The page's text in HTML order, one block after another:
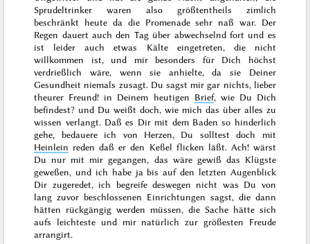
Sprudeltrinker waren also größtentheils zimlich
beschränkt heute da die Promenade sehr naß war. Der
Regen dauert auch den Tag über abwechselnd fort und es
ist leider auch etwas Kälte eingetreten, die nicht
willkommen ist, und mir besonders für Dich höchst
verdrießlich wäre, wenn sie anhielte, da sie Deiner
Gesundheit niemals zusagt. Du sagst mir gar nichts, lieber
theurer Freund! in Deinem heutigen Brief, wie Du Dich
befindest? und Du weißt doch, wie mich das über alles zu
wissen verlangt. Daß es Dir mit dem Baden so hinderlich
gehe, bedauere ich von Herzen, Du solltest doch mit
Heinlein reden daß er den Keßel flicken läßt. Ach! wärst
Du nur mit mir gegangen, das wäre gewiß das Klügste
geweßen, und ich habe ja bis auf den letzten Augenblick
Dir zugeredet, ich begreife deswegen nicht was Du von
lang zuvor beschlossenen Einrichtungen sagst, die dann
hätten rückgängig werden müssen, die Sache hätte sich
aufs leichteste und mir natürlich zur größesten Freude
arrangirt.